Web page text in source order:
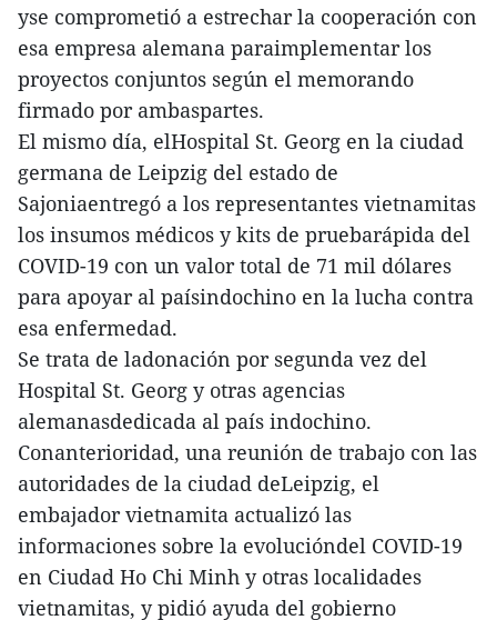
yse comprometió a estrechar la cooperación con
esa empresa alemana paraimplementar los
proyectos conjuntos según el memorando
firmado por ambaspartes.
El mismo día, elHospital St. Georg en la ciudad
germana de Leipzig del estado de
Sajoniaentregó a los representantes vietnamitas
los insumos médicos y kits de pruebarápida del
COVID-19 con un valor total de 71 mil dólares
para apoyar al paísindochino en la lucha contra
esa enfermedad.
Se trata de ladonación por segunda vez del
Hospital St. Georg y otras agencias
alemanasdedicada al país indochino.
Conanterioridad, una reunión de trabajo con las
autoridades de la ciudad deLeipzig, el
embajador vietnamita actualizó las
informaciones sobre la evolucióndel COVID-19
en Ciudad Ho Chi Minh y otras localidades
vietnamitas, y pidió ayuda del gobierno